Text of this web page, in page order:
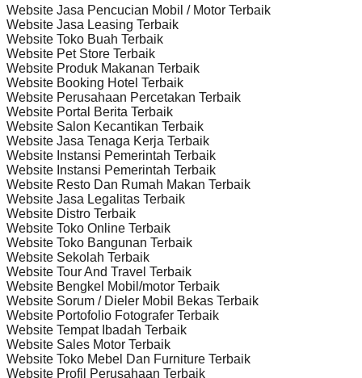
Website Jasa Pencucian Mobil / Motor Terbaik
Website Jasa Leasing Terbaik
Website Toko Buah Terbaik
Website Pet Store Terbaik
Website Produk Makanan Terbaik
Website Booking Hotel Terbaik
Website Perusahaan Percetakan Terbaik
Website Portal Berita Terbaik
Website Salon Kecantikan Terbaik
Website Jasa Tenaga Kerja Terbaik
Website Instansi Pemerintah Terbaik
Website Instansi Pemerintah Terbaik
Website Resto Dan Rumah Makan Terbaik
Website Jasa Legalitas Terbaik
Website Distro Terbaik
Website Toko Online Terbaik
Website Toko Bangunan Terbaik
Website Sekolah Terbaik
Website Tour And Travel Terbaik
Website Bengkel Mobil/motor Terbaik
Website Sorum / Dieler Mobil Bekas Terbaik
Website Portofolio Fotografer Terbaik
Website Tempat Ibadah Terbaik
Website Sales Motor Terbaik
Website Toko Mebel Dan Furniture Terbaik
Website Profil Perusahaan Terbaik